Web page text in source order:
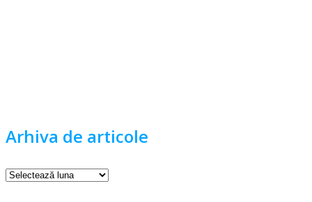
Arhiva de articole
Arhiva